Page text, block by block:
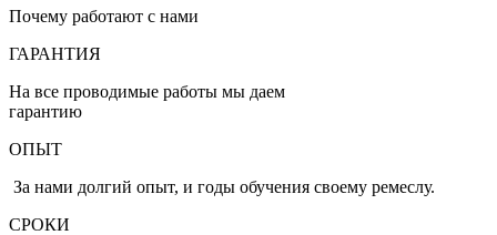
Почему работают с нами
ГАРАНТИЯ
На все проводимые работы мы даем
гарантию
ОПЫТ
За нами долгий опыт, и годы обучения своему ремеслу.
СРОКИ